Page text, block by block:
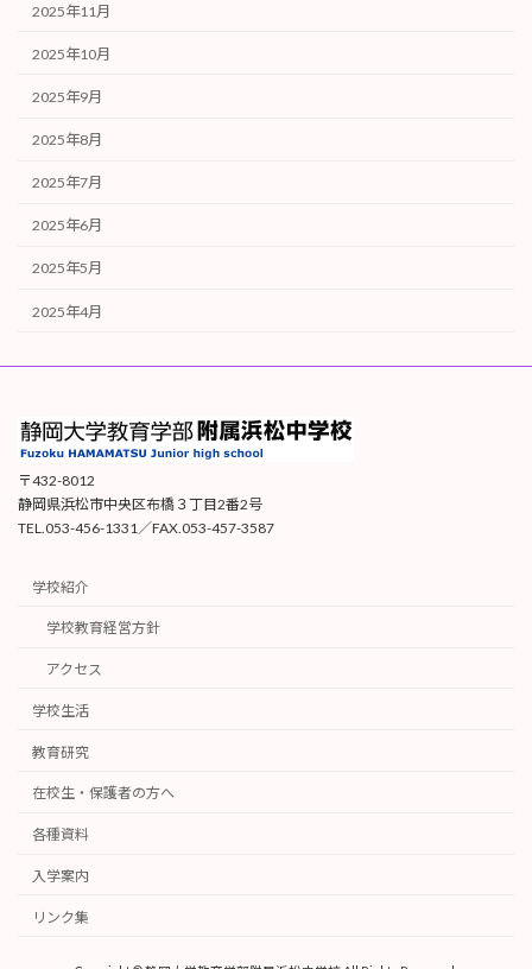
2025年11月
2025年10月
2025年9月
2025年8月
2025年7月
2025年6月
2025年5月
2025年4月
〒432-8012
静岡県浜松市中央区布橋３丁目2番2号
TEL.053-456-1331／FAX.053-457-3587
学校紹介
学校教育経営方針
アクセス
学校生活
教育研究
在校生・保護者の方へ
各種資料
入学案内
リンク集